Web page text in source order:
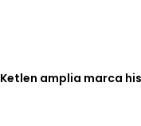
Ketlen amplia marca